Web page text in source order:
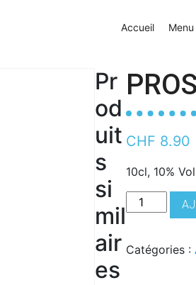
Accueil Menu
CHF 8.90
10cl, 10%
quantité
de
Catégories :
Pr
od
uit
s
si
mil
air
es